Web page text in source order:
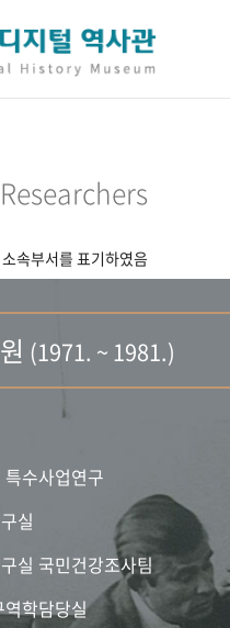
Researchers
속부서를 표기하였음
(1971. ~ 1981.)
수사업연구
실
실 국민건강조사팀
학담당실